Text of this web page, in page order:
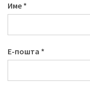
Име *
Е-пошта *